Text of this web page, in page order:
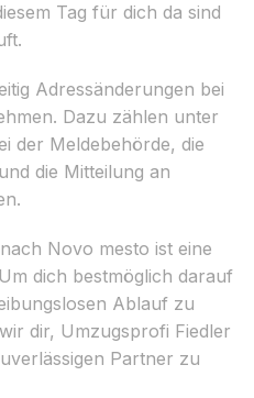
Tag für dich da sind
Adressänderungen bei
Dazu zählen unter
der Meldebehörde, die
die Mitteilung an
Novo mesto ist eine
dich bestmöglich darauf
Ablauf zu
dir, Umzugsprofi Fiedler
Partner zu